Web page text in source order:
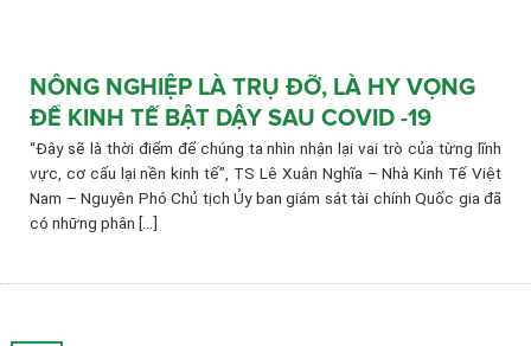
NÔNG NGHIỆP LÀ TRỤ ĐỠ, LÀ HY VỌNG
ĐỂ KINH TẾ BẬT DẬY SAU COVID -19
“Đây sẽ là thời điểm để chúng ta nhìn nhận lại vai trò của từng lĩnh
vực, cơ cấu lại nền kinh tế”, TS Lê Xuân Nghĩa – Nhà Kinh Tế Việt
Nam – Nguyên Phó Chủ tịch Ủy ban giám sát tài chính Quốc gia đã
có những phân [...]